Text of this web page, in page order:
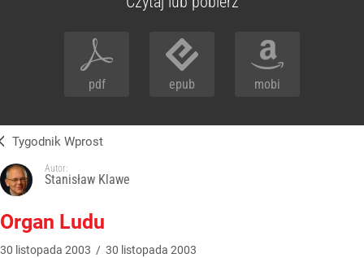
pdf epub mobi
Tygodnik Wprost
Autor:
Stanisław Klawe
Organ Ludu
30 listopada 2003 / 30 listopada 2003